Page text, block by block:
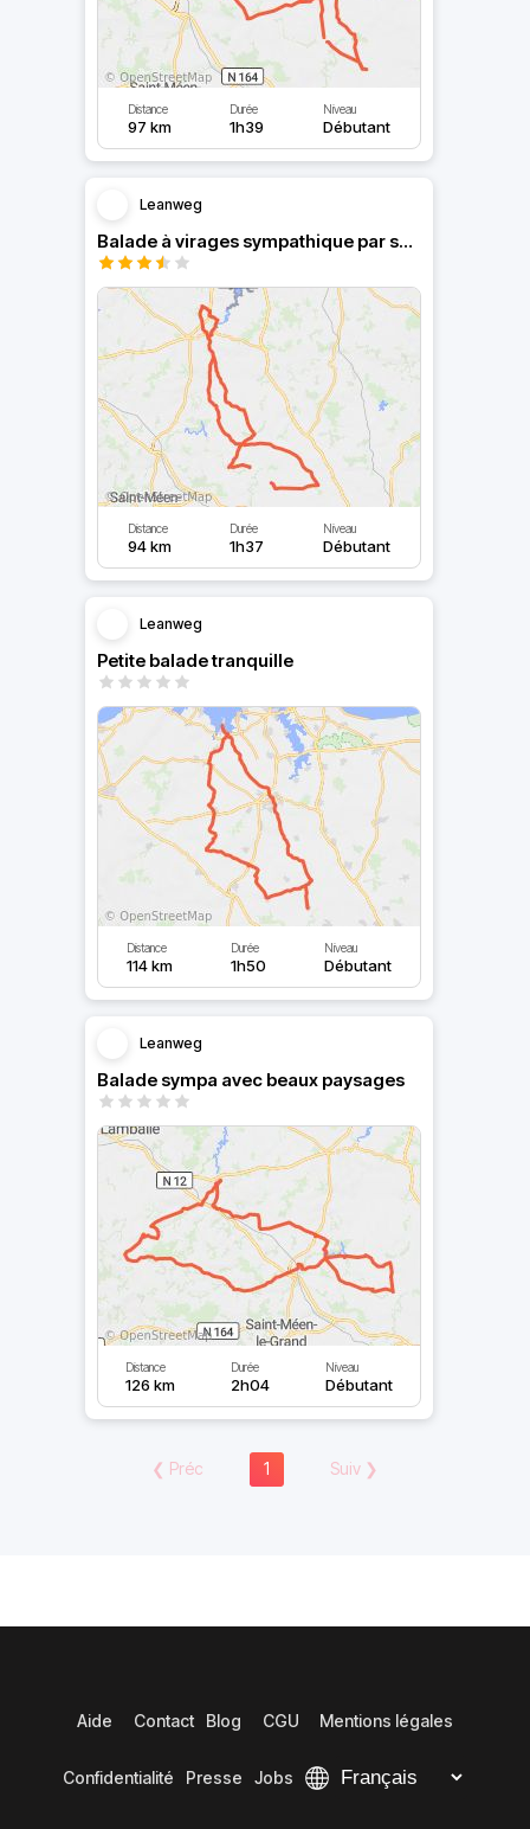
Distance
97 km
Durée
1h39
Niveau
Débutant
Leanweg
Balade à virages sympathique par son paysage
Distance
94 km
Durée
1h37
Niveau
Débutant
Leanweg
Petite balade tranquille
Distance
114 km
Durée
1h50
Niveau
Débutant
Leanweg
Balade sympa avec beaux paysages
Distance
126 km
Durée
2h04
Niveau
Débutant
❮ Préc 1 Suiv ❯
Aide Contact Blog CGU Mentions légales
Confidentialité Presse Jobs